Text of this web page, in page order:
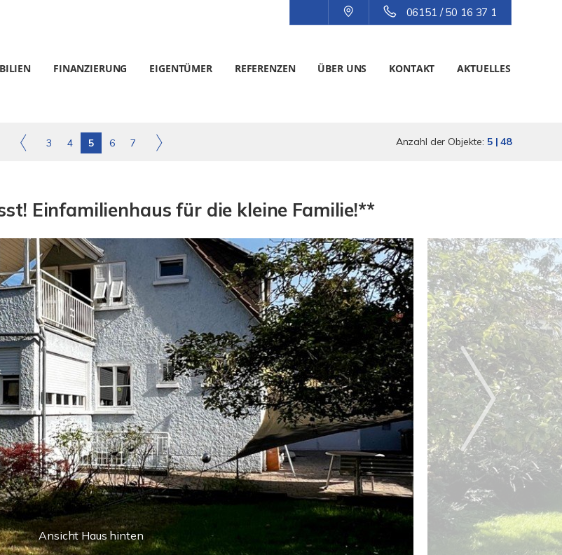
06151 / 50 16 37 1
FINANZIERUNG EIGENTÜMER REFERENZEN ÜBER UNS KONTAKT AKTUELLES
3 4 5 6 7 Anzahl der Objekte: 5 | 48
Einfamilienhaus für die kleine Familie!**
Ansicht Haus hinten